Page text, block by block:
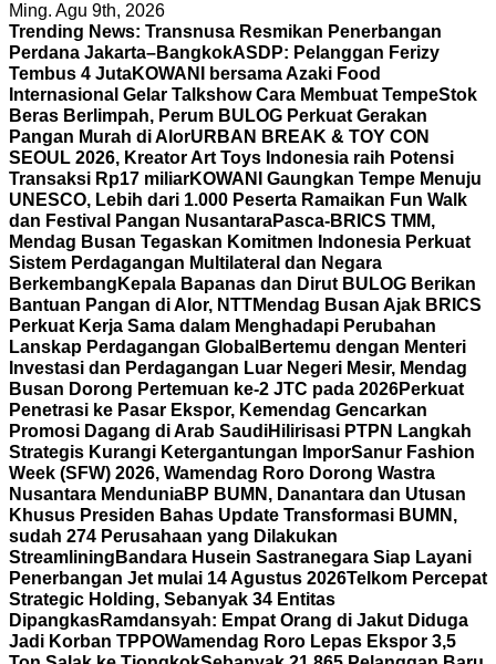
Ming. Agu 9th, 2026
Trending News: Transnusa Resmikan Penerbangan
Perdana Jakarta–BangkokASDP: Pelanggan Ferizy
Tembus 4 JutaKOWANI bersama Azaki Food
Internasional Gelar Talkshow Cara Membuat TempeStok
Beras Berlimpah, Perum BULOG Perkuat Gerakan
Pangan Murah di AlorURBAN BREAK & TOY CON
SEOUL 2026, Kreator Art Toys Indonesia raih Potensi
Transaksi Rp17 miliarKOWANI Gaungkan Tempe Menuju
UNESCO, Lebih dari 1.000 Peserta Ramaikan Fun Walk
dan Festival Pangan NusantaraPasca-BRICS TMM,
Mendag Busan Tegaskan Komitmen Indonesia Perkuat
Sistem Perdagangan Multilateral dan Negara
Berkembang Kepala Bapanas dan Dirut BULOG Berikan
Bantuan Pangan di Alor, NTTMendag Busan Ajak BRICS
Perkuat Kerja Sama dalam Menghadapi Perubahan
Lanskap Perdagangan Global Bertemu dengan Menteri
Investasi dan Perdagangan Luar Negeri Mesir, Mendag
Busan Dorong Pertemuan ke-2 JTC pada 2026Perkuat
Penetrasi ke Pasar Ekspor, Kemendag Gencarkan
Promosi Dagang di Arab SaudiHilirisasi PTPN Langkah
Strategis Kurangi Ketergantungan ImporSanur Fashion
Week (SFW) 2026, Wamendag Roro Dorong Wastra
Nusantara MenduniaBP BUMN, Danantara dan Utusan
Khusus Presiden Bahas Update Transformasi BUMN,
sudah 274 Perusahaan yang Dilakukan
Streamlining Bandara Husein Sastranegara Siap Layani
Penerbangan Jet mulai 14 Agustus 2026Telkom Percepat
Strategic Holding, Sebanyak 34 Entitas
DipangkasRamdansyah: Empat Orang di Jakut Diduga
Jadi Korban TPPOWamendag Roro Lepas Ekspor 3,5